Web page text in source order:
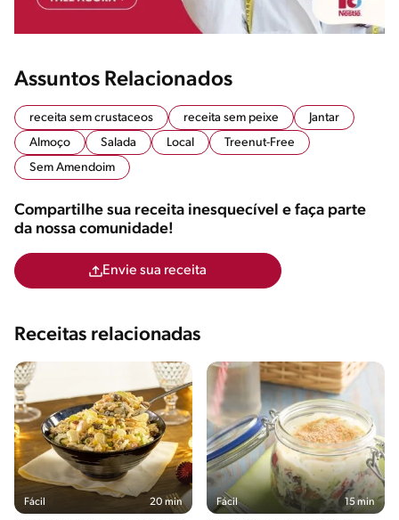
Assuntos Relacionados
receita sem crustaceos receita sem peixe
Jantar
Almoço
Salada Local
Treenut-Free
Sem Amendoim
Compartilhe sua receita inesquecível e faça parte
da nossa comunidade!
Envie sua receita
Receitas relacionadas
Fácil 20 min Fácil 15 min